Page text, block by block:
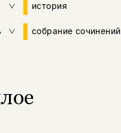
история
собрание сочинений